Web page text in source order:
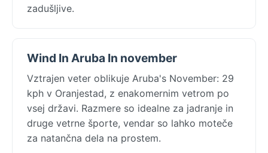
zadušljive.
Wind In Aruba In november
Vztrajen veter oblikuje Aruba's November: 29
kph v Oranjestad, z enakomernim vetrom po
vsej državi. Razmere so idealne za jadranje in
druge vetrne športe, vendar so lahko moteče
za natančna dela na prostem.